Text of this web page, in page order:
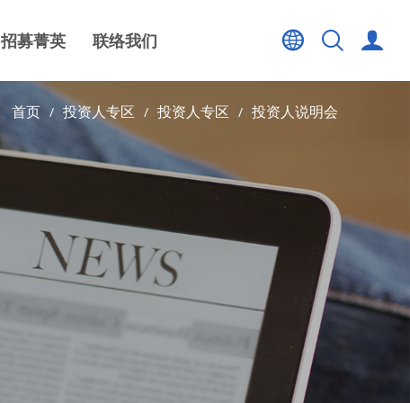
招募菁英 联络我们
首页 投资人专区 投资人专区 投资人说明会